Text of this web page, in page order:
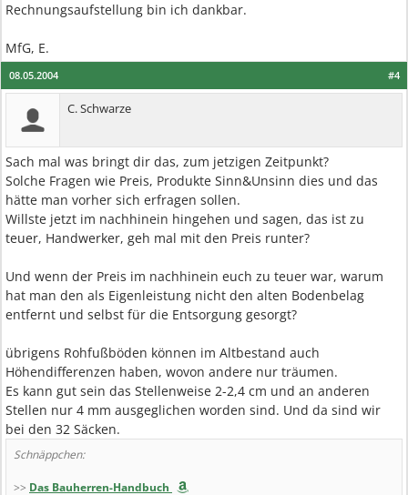
Rechnungsaufstellung bin ich dankbar.
MfG, E.
#4
08.05.2004
C. Schwarze
Sach mal was bringt dir das, zum jetzigen Zeitpunkt?
Solche Fragen wie Preis, Produkte Sinn&Unsinn dies und das
hätte man vorher sich erfragen sollen.
Willste jetzt im nachhinein hingehen und sagen, das ist zu
teuer, Handwerker, geh mal mit den Preis runter?
Und wenn der Preis im nachhinein euch zu teuer war, warum
hat man den als Eigenleistung nicht den alten Bodenbelag
entfernt und selbst für die Entsorgung gesorgt?
übrigens Rohfußböden können im Altbestand auch
Höhendifferenzen haben, wovon andere nur träumen.
Es kann gut sein das Stellenweise 2-2,4 cm und an anderen
Stellen nur 4 mm ausgeglichen worden sind. Und da sind wir
bei den 32 Säcken.
Schnäppchen:
>> Das Bauherren-Handbuch